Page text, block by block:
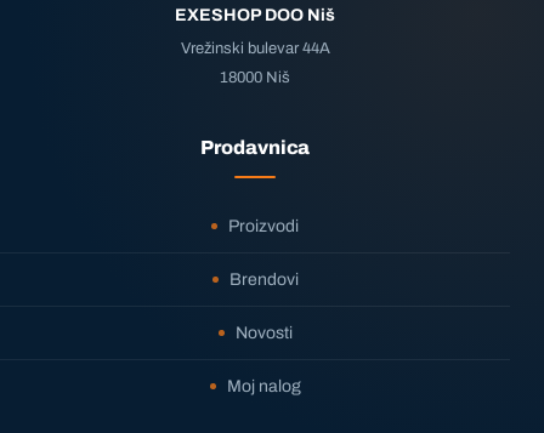
EXESHOP DOO Niš
Vrežinski bulevar 44A
18000 Niš
Prodavnica
Proizvodi
Brendovi
Novosti
Moj nalog